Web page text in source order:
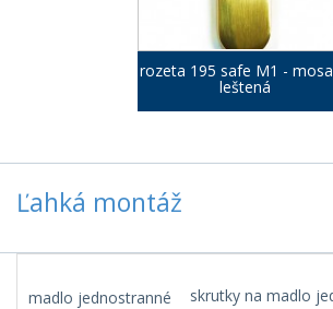
rozeta 195 safe M1 -
leštená
Ľahká montáž
madlo jednostranné skrutky na madlo